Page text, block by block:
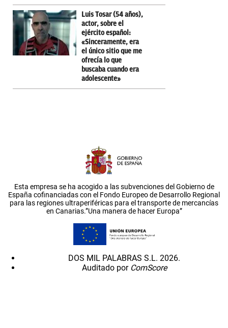
Luis Tosar (54 años),
actor, sobre el
ejército español:
«Sinceramente, era
el único sitio que me
ofrecía lo que
buscaba cuando era
adolescente»
Esta empresa se ha acogido a las subvenciones del Gobierno de
España cofinanciadas con el Fondo Europeo de Desarrollo Regional
para las regiones ultraperiféricas para el transporte de mercancías
en Canarias.”Una manera de hacer Europa”
DOS MIL PALABRAS S.L. 2026.
Auditado por ComScore